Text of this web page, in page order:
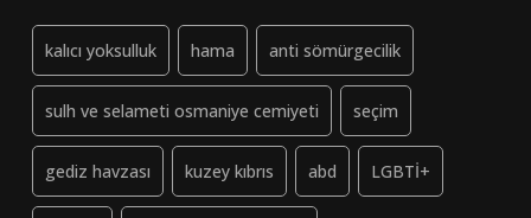
kalıcı yoksulluk hama anti sömürgecilik
sulh ve selameti osmaniye cemiyeti seçim
gediz havzası kuzey kıbrıs abd LGBTİ+